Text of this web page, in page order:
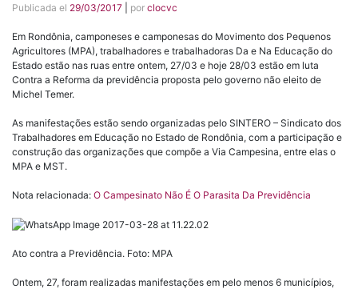
Publicada el 29/03/2017 por clocvc
Em Rondônia, camponeses e camponesas do Movimento dos Pequenos
Agricultores (MPA), trabalhadores e trabalhadoras Da e Na Educação do
Estado estão nas ruas entre ontem, 27/03 e hoje 28/03 estão em luta
Contra a Reforma da previdência proposta pelo governo não eleito de
Michel Temer.
As manifestações estão sendo organizadas pelo SINTERO – Sindicato dos
Trabalhadores em Educação no Estado de Rondônia, com a participação e
construção das organizações que compõe a Via Campesina, entre elas o
MPA e MST.
Nota relacionada: O Campesinato Não É O Parasita Da Previdência
Ato contra a Previdência. Foto: MPA
Ontem, 27, foram realizadas manifestações em pelo menos 6 municípios,